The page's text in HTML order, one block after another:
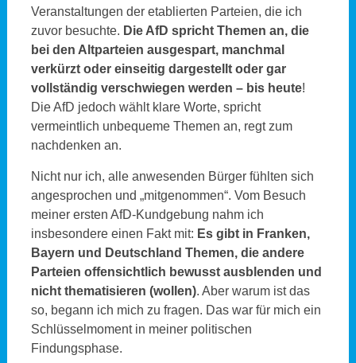
Veranstaltungen der etablierten Parteien, die ich
zuvor besuchte. Die AfD spricht Themen an, die
bei den Altparteien ausgespart, manchmal
verkürzt oder einseitig dargestellt oder gar
vollständig verschwiegen werden – bis heute!
Die AfD jedoch wählt klare Worte, spricht
vermeintlich unbequeme Themen an, regt zum
nachdenken an.
Nicht nur ich, alle anwesenden Bürger fühlten sich
angesprochen und „mitgenommen“. Vom Besuch
meiner ersten AfD-Kundgebung nahm ich
insbesondere einen Fakt mit: Es gibt in Franken,
Bayern und Deutschland Themen, die andere
Parteien offensichtlich bewusst ausblenden und
nicht thematisieren (wollen). Aber warum ist das
so, begann ich mich zu fragen. Das war für mich ein
Schlüsselmoment in meiner politischen
Findungsphase.